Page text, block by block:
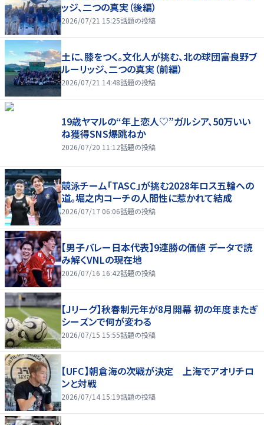
ッジ、二つの真実（後編）
2026/07/21 15:25話題の投稿
土に、膝をつく。文化人が挑む、北の球団――富良野ブ
ルーリッジ、二つの真実（前編）
2026/07/21 14:48話題の投稿
19歳ヤマルの“年上恋人♡”ガルシア、50万いい
ね獲得SNS爆跳ねか
2026/07/20 11:12話題の投稿
競泳チーム「TASC」が挑む2028年ロス五輪への
道。堀之内コーチの人間性に惹かれて結成
2026/07/17 06:06話題の投稿
【男子バレー日本代表】9連勝の価値 データで読
み解くVNLの現在地
2026/07/16 16:42話題の投稿
【Jリーグ】秋春制元年が8月開幕 初の年度またぎ
シーズンで何が変わる
2026/07/15 15:55話題の投稿
【UFC】朝倉海の次戦が決定 上海でアオリチロ
ンと対戦
2026/07/14 15:19話題の投稿